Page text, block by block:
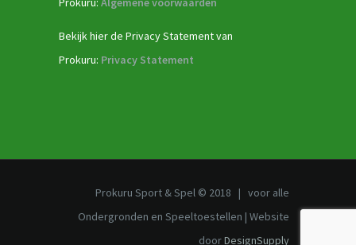
Bekijk hier de Privacy Statement van
Prokuru: Privacy Statement
Prokuru Sport & Spel © 2018 | voor alle
Ondergronden en Speeltoestellen | Website
doorDesignSupply